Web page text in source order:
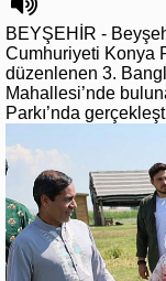
BEYŞEHİR -
Cumhuriyeti Konya
düzenlenen 3.
Mahallesi’nde
Parkı’nda